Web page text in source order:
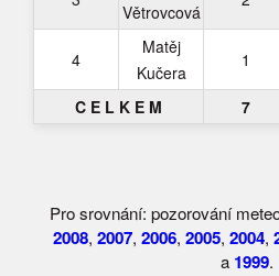
Větrovcová
4
Matěj
Kučera
1
C E L K E M 7
Pro srovnání: pozorování
2008, 2007, 2006, 2005, 2004,
a 1999.